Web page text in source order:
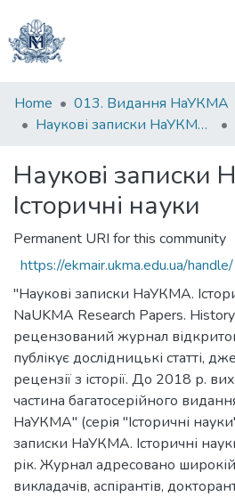
Communities
&
All of DSpace
Home
013. Видання НаУКМА
Наукові записки НаУКМА. Історичні науки
Наукові
Історичні науки
Permanent URI for this community
https://ekmair.ukma.edu.ua/
"Наукові записки НаУКМА.
NaUKMA Research Papers.
рецензований журнал
публікує дослідницькі статті,
рецензії з історії. До 2018 р.
частина багатосерійного
НаУКМА" (серія "Історичні
записки НаУКМА. Історичні
рік. Журнал адресовано широкій
викладачів, аспірантів,